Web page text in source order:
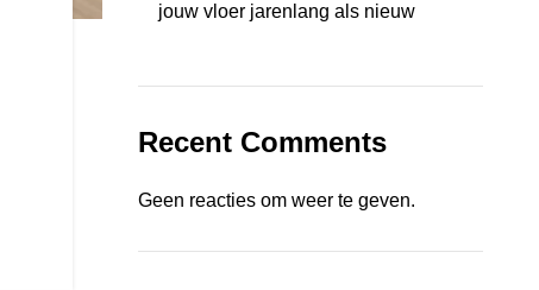
jouw vloer jarenlang als nieuw
Recent Comments
Geen reacties om weer te geven.